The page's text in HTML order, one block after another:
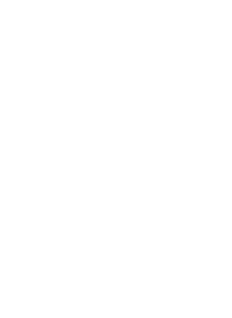
En una nota, la
mención especial, con un
profesionales de la provincia
Nacida en Chiclana de la
Carmona ha mostrado a lo
lucha por la igualdad de
fundamentales para
mujeres en la sociedad